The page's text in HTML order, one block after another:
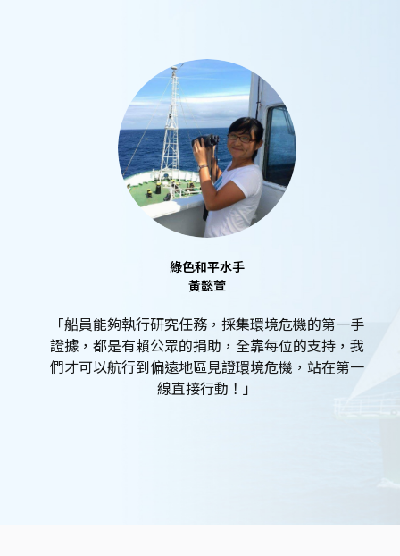
綠色和平水手
黃懿萱
「船員能夠執行研究任務，採集環境危機的第一手
證據，都是有賴公眾的捐助，全靠每位的支持，我
們才可以航行到偏遠地區見證環境危機，站在第一
線直接行動！」